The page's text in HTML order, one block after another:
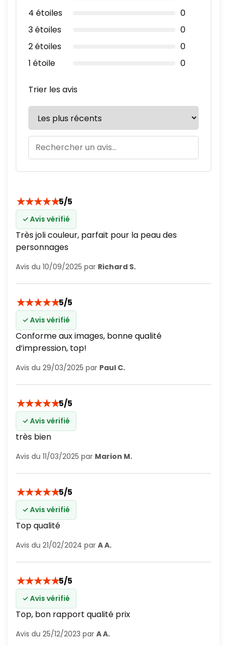
4 étoiles
0
3 étoiles
0
2 étoiles
0
1 étoile
0
Trier les avis
★★★★★5/5
✓ Avis vérifié
Très joli couleur, parfait pour la peau des
personnages
Avis du 10/09/2025 par Richard S.
★★★★★5/5
✓ Avis vérifié
Conforme aux images, bonne qualité
d’impression, top!
Avis du 29/03/2025 par Paul C.
★★★★★5/5
✓ Avis vérifié
très bien
Avis du 11/03/2025 par Marion M.
★★★★★5/5
✓ Avis vérifié
Top qualité
Avis du 21/02/2024 par A A.
★★★★★5/5
✓ Avis vérifié
Top, bon rapport qualité prix
Avis du 25/12/2023 par A A.